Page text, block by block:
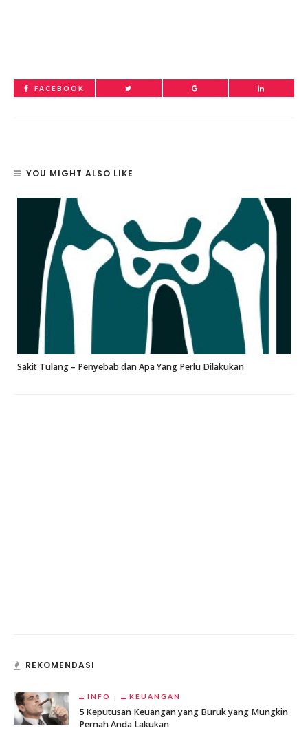
FACEBOOK
YOU MIGHT ALSO LIKE
Sakit Tulang – Penyebab dan Apa Yang Perlu Dilakukan
REKOMENDASI
INFO KEUANGAN
5 Keputusan Keuangan yang Buruk yang Mungkin
Pernah Anda Lakukan